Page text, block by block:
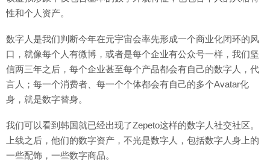
性和个人资产。
数字人是我们判断今年在元宇宙会率先形成一个商业化闭环的风
口，就像每个人有微博，或者是每个企业有公众号一样，我们坚
信两三年之后，每个企业甚至每个产品都会有自己的数字人，代
言人；每一个消费者、每一个个体都会有自己的多个Avatar化
身，就是数字替身。
我们可以看到韩国就已经出现了Zepeto这样的数字人社交社区。
上线之后，他们的数字资产，不光是数字人，包括数字人身上的
一些配饰，一些数字商品。